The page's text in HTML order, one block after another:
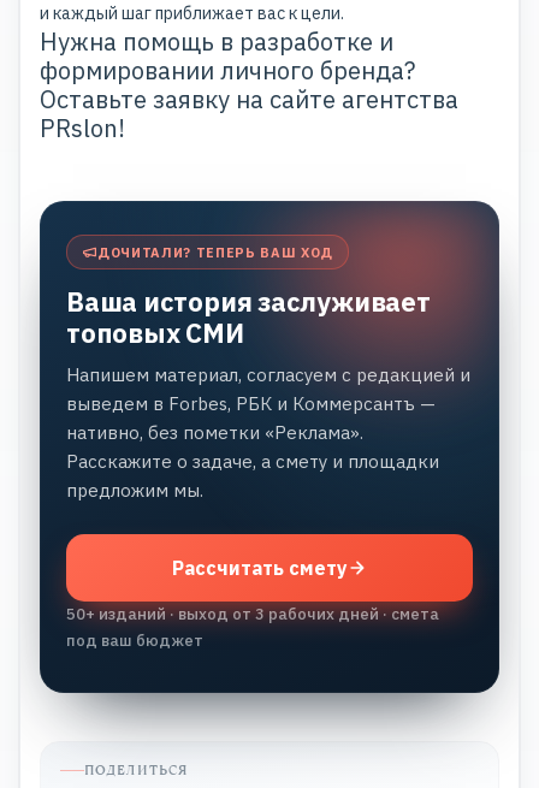
и каждый шаг приближает вас к цели.
Нужна помощь в разработке и
формировании личного бренда?
Оставьте заявку на сайте агентства
PRslon!
ДОЧИТАЛИ? ТЕПЕРЬ ВАШ ХОД
Ваша история заслуживает
топовых СМИ
Напишем материал, согласуем с редакцией и
выведем в Forbes, РБК и Коммерсантъ —
нативно, без пометки «Реклама».
Расскажите о задаче, а смету и площадки
предложим мы.
Рассчитать смету
50+ изданий · выход от 3 рабочих дней · смета
под ваш бюджет
ПОДЕЛИТЬСЯ